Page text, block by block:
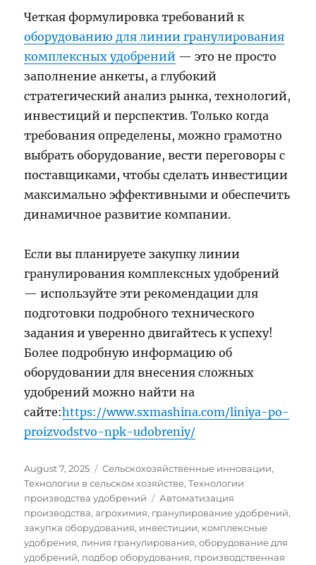
Четкая формулировка требований к
оборудованию для линии гранулирования
комплексных удобрений — это не просто
заполнение анкеты, а глубокий
стратегический анализ рынка, технологий,
инвестиций и перспектив. Только когда
требования определены, можно грамотно
выбрать оборудование, вести переговоры с
поставщиками, чтобы сделать инвестиции
максимально эффективными и обеспечить
динамичное развитие компании.
Если вы планируете закупку линии
гранулирования комплексных удобрений
— используйте эти рекомендации для
подготовки подробного технического
задания и уверенно двигайтесь к успеху!
Более подробную информацию об
оборудовании для внесения сложных
удобрений можно найти на
сайте:https://www.sxmashina.com/liniya-po-
proizvodstvo-npk-udobreniy/
Posted
on
August 7, 2025 Categories
Сельскохозяйственные инновации,
Технологии в сельском хозяйстве,Технологии
производства удобрений
Tags
Автоматизация
производства,агрохимия, гранулирование удобрений,
закупка оборудования, инвестиции, комплексные
удобрения, линия гранулирования,оборудование для
удобрений, подбор оборудования, производственная